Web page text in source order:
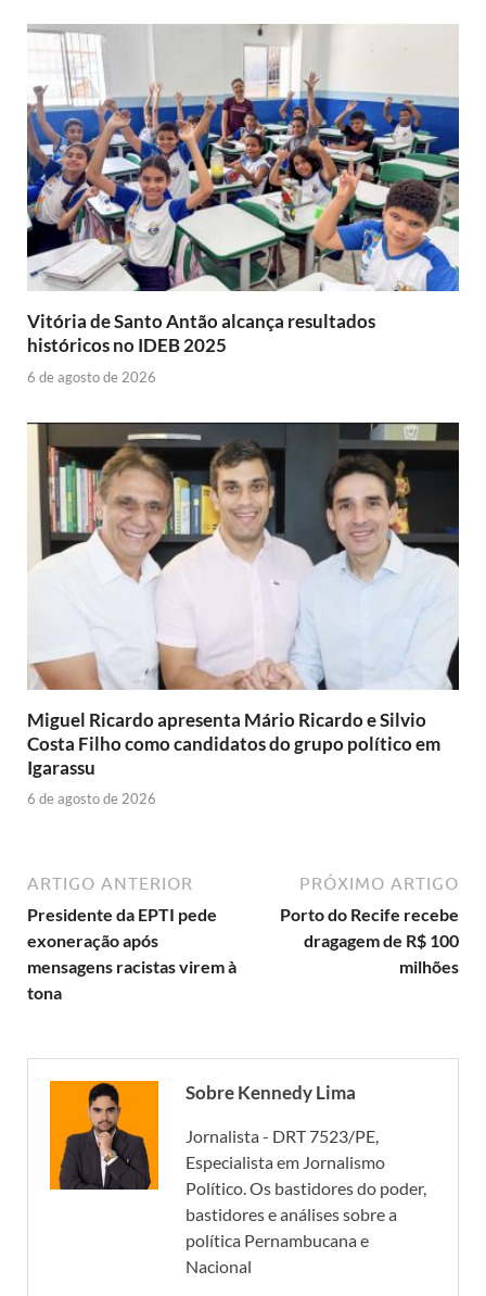
Vitória de Santo Antão alcança resultados
históricos no IDEB 2025
6 de agosto de 2026
Miguel Ricardo apresenta Mário Ricardo e Silvio
Costa Filho como candidatos do grupo político em
Igarassu
6 de agosto de 2026
ARTIGO ANTERIOR
Presidente da EPTI pede
exoneração após
mensagens racistas virem à
tona
PRÓXIMO ARTIGO
Porto do Recife recebe
dragagem de R$ 100
milhões
Sobre Kennedy Lima
Jornalista - DRT 7523/PE,
Especialista em Jornalismo
Político. Os bastidores do poder,
bastidores e análises sobre a
política Pernambucana e
Nacional